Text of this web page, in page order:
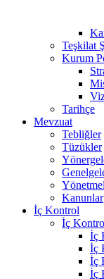
Teşkilat
Kurum
Tarihçe
Mevzuat
Tebliğler
Tüzükler
Kanunlar
İç Kontrol
İç
İç
İç
İç
İç